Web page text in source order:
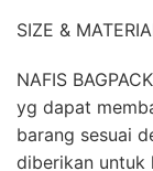
SIZE &
NAFIS
yg dapat
barang sesuai
diberikan untuk